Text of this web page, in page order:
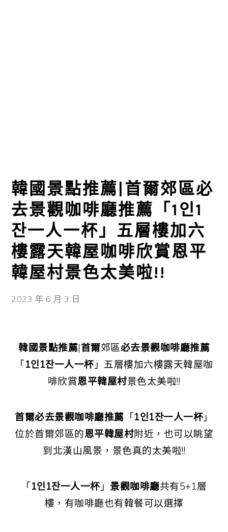
韓國景點推薦|首爾郊區必
去景觀咖啡廳推薦「1인1
잔一人一杯」五層樓加六
樓露天韓屋咖啡欣賞恩平
韓屋村景色太美啦!!
2023 年 6 月 3 日
韓國景點推薦|首爾郊區必去景觀咖啡廳推薦
「1인1잔一人一杯 」五層樓加六樓露天韓屋咖
啡欣賞恩平韓屋村景色太美啦!!
首爾必去景觀咖啡廳推薦 「1인1잔一人一杯 」
位於首爾郊區的恩平韓屋村附近，也可以眺望
到北漢山風景，景色真的太美啦!!
「1인1잔一人一杯 」 景觀咖啡廳共有5+1層
樓，有咖啡廳也有韓餐可以選擇